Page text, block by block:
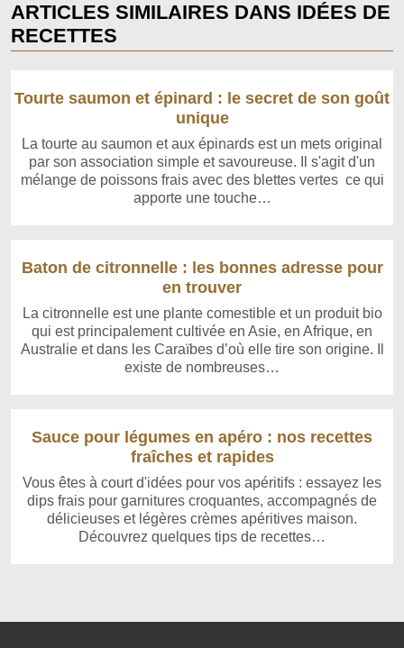
ARTICLES SIMILAIRES DANS IDÉES DE
RECETTES
Tourte saumon et épinard : le secret de son goût
unique
La tourte au saumon et aux épinards est un mets original
par son association simple et savoureuse. Il s'agit d'un
mélange de poissons frais avec des blettes vertes ce qui
apporte une touche…
Baton de citronnelle : les bonnes adresse pour
en trouver
La citronnelle est une plante comestible et un produit bio
qui est principalement cultivée en Asie, en Afrique, en
Australie et dans les Caraïbes d’où elle tire son origine. Il
existe de nombreuses…
Sauce pour légumes en apéro : nos recettes
fraîches et rapides
Vous êtes à court d'idées pour vos apéritifs : essayez les
dips frais pour garnitures croquantes, accompagnés de
délicieuses et légères crèmes apéritives maison.
Découvrez quelques tips de recettes…